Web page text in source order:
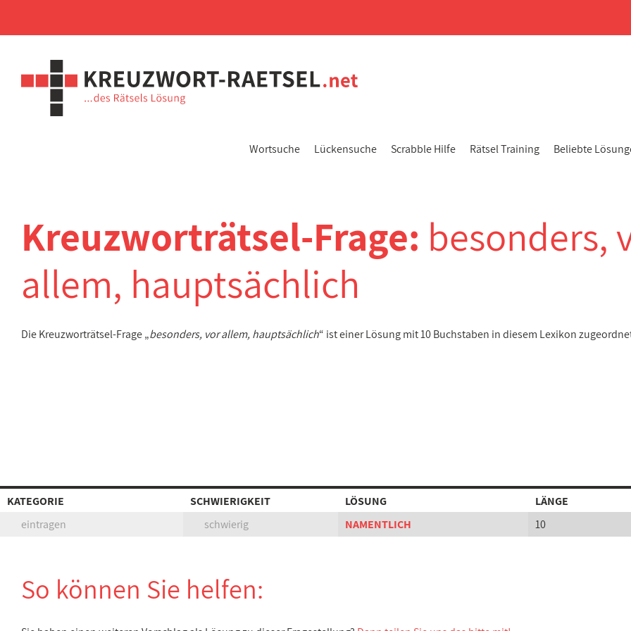
Wortsuche Lückensuche Scrabble Hilfe Rätsel Training Beliebte
Kreuzworträtsel-Frage: besonders,
allem, hauptsächlich
Die Kreuzworträtsel-Frage „besonders, vor allem, hauptsächlich“ ist einer Lösung mit 10 Buchstaben in diesem Lexikon
KATEGORIE SCHWIERIGKEIT LÖSUNG
LÄNGE
eintragen
schwierig NAMENTLICH 10
So können Sie helfen: